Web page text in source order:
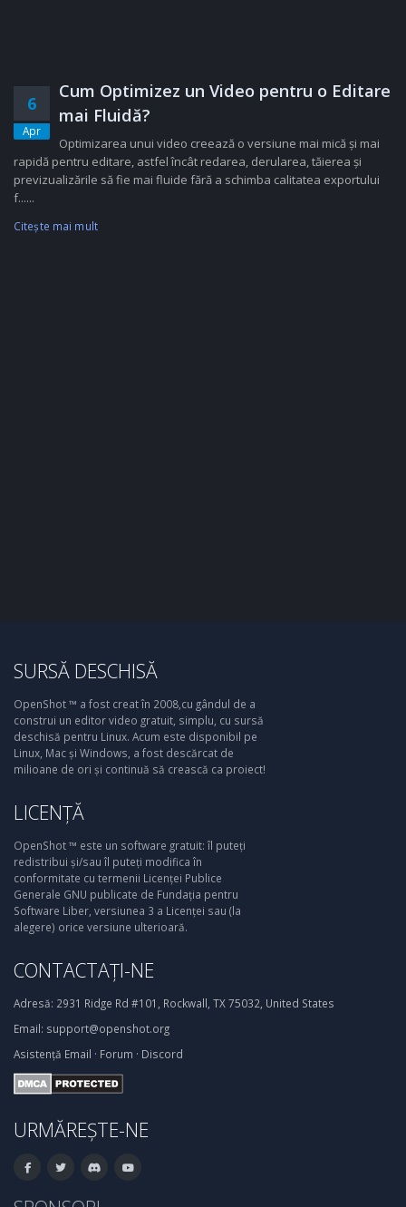
6
Apr
Cum Optimizez un Video pentru o Editare
mai Fluidă?
Optimizarea unui video creează o versiune mai mică și mai
rapidă pentru editare, astfel încât redarea, derularea, tăierea și
previzualizările să fie mai fluide fără a schimba calitatea exportului
f......
Citeşte mai mult
SURSĂ DESCHISĂ
OpenShot ™ a fost creat în 2008,cu gândul de a
construi un editor video gratuit, simplu, cu sursă
deschisă pentru Linux. Acum este disponibil pe
Linux, Mac și Windows, a fost descărcat de
milioane de ori și continuă să crească ca proiect!
LICENȚĂ
OpenShot ™ este un software gratuit: îl puteți
redistribui și/sau îl puteți modifica în
conformitate cu termenii Licenței Publice
Generale GNU publicate de Fundația pentru
Software Liber, versiunea 3 a Licenței sau (la
alegere) orice versiune ulterioară.
CONTACTAȚI-NE
Adresă: 2931 Ridge Rd #101, Rockwall, TX 75032, United States
Email: support@openshot.org
Asistență Email · Forum · Discord
URMĂREȘTE-NE